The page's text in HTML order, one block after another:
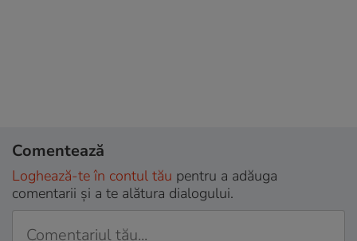
Comentează
Loghează-te în contul tău pentru a adăuga
comentarii și a te alătura dialogului.